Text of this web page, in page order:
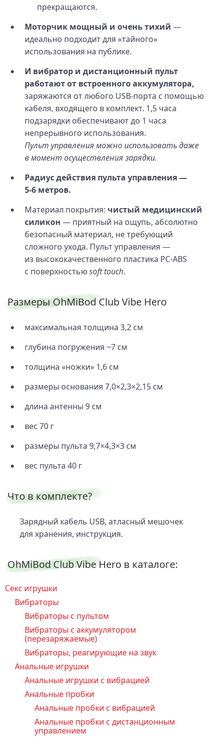
прекращаются.
Моторчик мощный и очень тихий —
идеально подходит для «тайного»
использования на публике.
И вибратор и дистанционный пульт
работают от встроенного аккумулятора,
заряжаются от любого USB‑порта с помощью
кабеля, входящего в комплект. 1,5 часа
подзарядки обеспечивают до 1 часа
непрерывного использования.
Пульт управления можно использовать даже
в момент осуществления зарядки.
Радиус действия пульта управления —
5‑6 метров.
Материал покрытия: чистый медицинский
силикон — приятный на ощупь, абсолютно
безопасный материал, не требующий
сложного ухода. Пульт управления —
из высококачественного пластика PC‑ABS
с поверхностьюsoft touch.
Размеры OhMiBod Club Vibe Hero
максимальная толщина 3,2 см
глубина погружения ~7 см
толщина «ножки» 1,6 см
размеры основания 7,0×2,3×2,15 см
длина антенны 9 см
вес 70 г
размеры пульта 9,7×4,3×3 см
вес пульта 40 г
Что в комплекте?
Зарядный кабель USB, атласный мешочек
для хранения, инструкция.
OhMiBod Club Vibe Hero в каталоге:
Секс игрушки
Вибраторы
Вибраторы с пультом
Вибраторы с аккумулятором
(перезаряжаемые)
Вибраторы, реагирующие на звук
Анальные игрушки
Анальные игрушки с вибрацией
Анальные пробки
Анальные пробки с вибрацией
Анальные пробки с дистанционным
управлением